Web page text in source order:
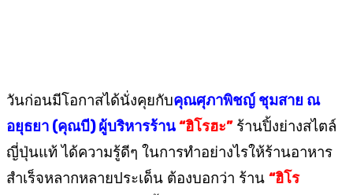
วันก่อนมีโอกาสได้นั่งคุยกับคุณศุภาพิชญ์ ชุมสาย ณ
อยุธยา (คุณบี) ผู้บริหารร้าน“ฮิโรฮะ”ร้านปิ้งย่างสไตล์
ญี่ปุ่นแท้ ได้ความรู้ดีๆ ในการทำอย่างไรให้ร้านอาหาร
สำเร็จหลากหลายประเด็น ต้องบอกว่า ร้าน “ฮิโร